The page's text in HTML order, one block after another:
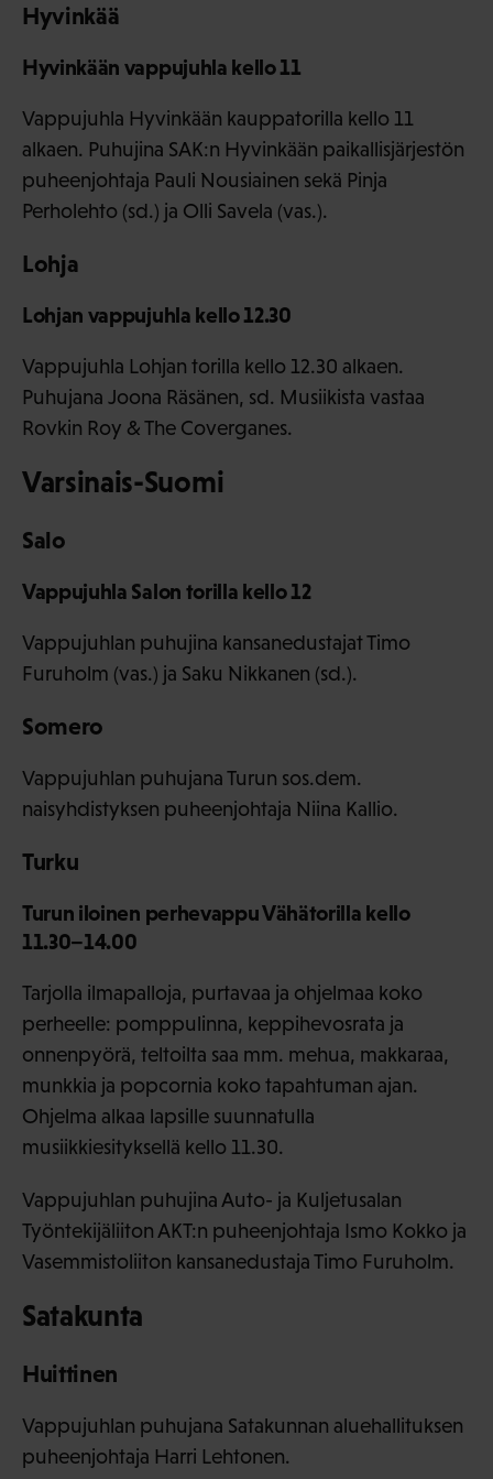
Hyvinkää
Hyvinkään vappujuhla kello 11
Vappujuhla Hyvinkään kauppatorilla kello 11
alkaen. Puhujina SAK:n Hyvinkään paikallisjärjestön
puheenjohtaja Pauli Nousiainen sekä Pinja
Perholehto (sd.) ja Olli Savela (vas.).
Lohja
Lohjan vappujuhla kello 12.30
Vappujuhla Lohjan torilla kello 12.30 alkaen.
Puhujana Joona Räsänen, sd. Musiikista vastaa
Rovkin Roy & The Coverganes.
Varsinais-Suomi
Salo
Vappujuhla Salon torilla kello 12
Vappujuhlan puhujina kansanedustajat Timo
Furuholm (vas.) ja Saku Nikkanen (sd.).
Somero
Vappujuhlan puhujana Turun sos.dem.
naisyhdistyksen puheenjohtaja Niina Kallio.
Turku
Turun iloinen perhevappu Vähätorilla kello
11.30–14.00
Tarjolla ilmapalloja, purtavaa ja ohjelmaa koko
perheelle: pomppulinna, keppihevosrata ja
onnenpyörä, teltoilta saa mm. mehua, makkaraa,
munkkia ja popcornia koko tapahtuman ajan.
Ohjelma alkaa lapsille suunnatulla
musiikkiesityksellä kello 11.30.
Vappujuhlan puhujina Auto- ja Kuljetusalan
Työntekijäliiton AKT:n puheenjohtaja Ismo Kokko ja
Vasemmistoliiton kansanedustaja Timo Furuholm.
Satakunta
Huittinen
Vappujuhlan puhujana Satakunnan aluehallituksen
puheenjohtaja Harri Lehtonen.